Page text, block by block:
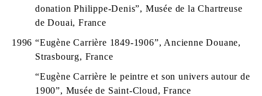
donation Philippe-Denis”, Musée de la Chartreuse
de Douai, France
1996 “Eugène Carrière 1849-1906”, Ancienne Douane,
Strasbourg, France
“Eugène Carrière le peintre et son univers autour de
1900”, Musée de Saint-Cloud, France